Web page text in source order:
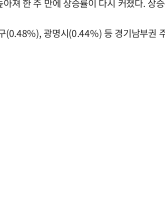
져 한 주 만에 상승률이 다시 커졌다.
(0.48%), 광명시(0.44%) 등 경기남부권